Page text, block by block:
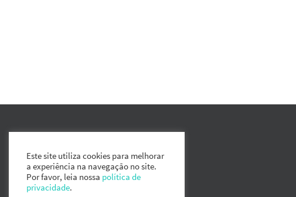
Este site utiliza cookies para melhorar
a experiência na navegação no site.
Por favor, leia nossa política de
privacidade.